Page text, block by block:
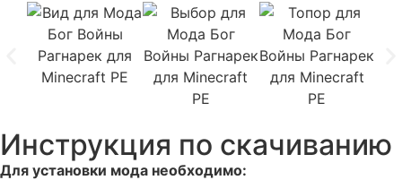
Инструкция по скачиванию
Для установки мода необходимо: